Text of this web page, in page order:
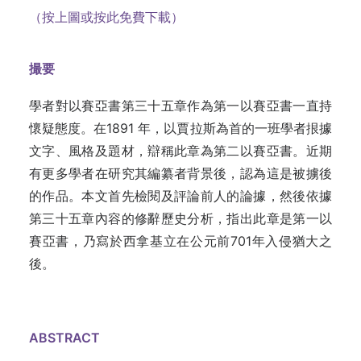
（按上圖或按此免費下載）
撮要
學者對以賽亞書第三十五章作為第一以賽亞書一直持
懷疑態度。在1891 年，以賈拉斯為首的一班學者拫據
文字、風格及題材，辯稱此章為第二以賽亞書。近期
有更多學者在研究其編纂者背景後，認為這是被擄後
的作品。本文首先檢閱及評論前人的論據，然後依據
第三十五章內容的修辭歷史分析，指出此章是第一以
賽亞書，乃寫於西拿基立在公元前701年入侵猶大之
後。
ABSTRACT